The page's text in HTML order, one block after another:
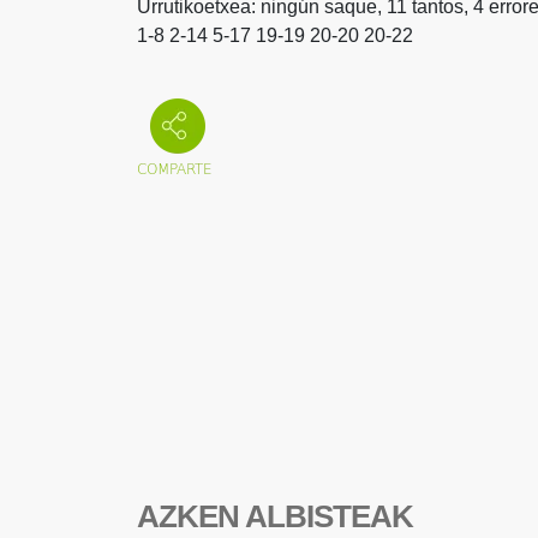
Urrutikoetxea: ningún saque, 11 tantos, 4
1-8 2-14 5-17 19-19 20-20 20-22
AZKEN ALBISTEAK